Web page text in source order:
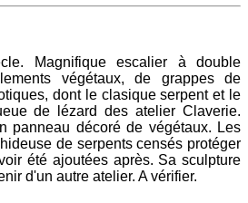
Magnifique escalier à double
végétaux, de grappes de
dont le clasique serpent et le
de lézard des atelier Claverie.
panneau décoré de végétaux. Les
de serpents censés protéger
été ajoutées après. Sa sculpture
d'un autre atelier. A vérifier.